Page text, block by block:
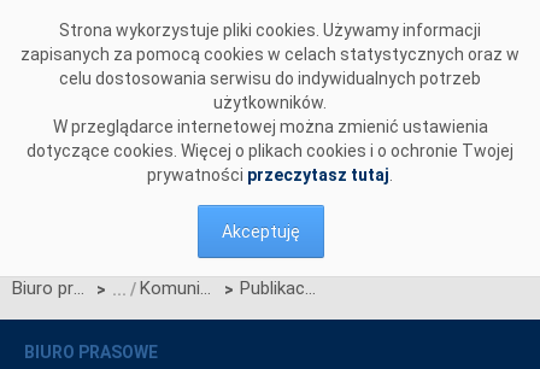
Strona wykorzystuje pliki cookies. Używamy informacji
zapisanych za pomocą cookies w celach statystycznych oraz w
celu dostosowania serwisu do indywidualnych potrzeb
użytkowników.
W przeglądarce internetowej można zmienić ustawienia
dotyczące cookies. Więcej o plikach cookies i o ochronie Twojej
prywatności przeczytasz tutaj
Akceptuję
Biuro prasowe > Komunikaty OSP > Publikacja aktualizacji standardów technicznych dla kanału wymiany danych B2B
BIURO PRASOWE